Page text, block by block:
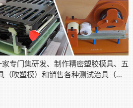
门集研发、制作精密塑胶模具、五
（吹塑模）和销售各种测试治具（...